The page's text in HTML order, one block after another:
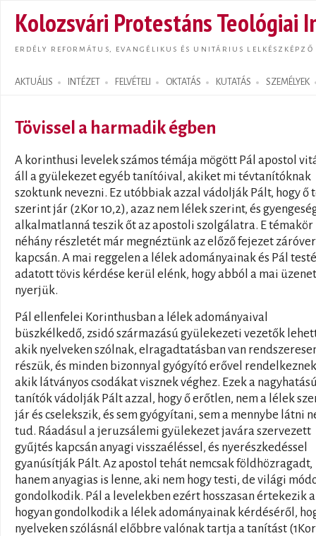
Kolozsvári Protestáns Teológiai
ERDÉLY REFORMÁTUS, EVANGÉLIKUS ÉS UNITÁRIUS LELKÉSZKÉPZŐ
AKTUÁLIS INTÉZET FELVÉTELI OKTATÁS KUTATÁS SZEMÉLYEK
Search form
Tövissel a harmadik égben
A korinthusi levelek számos témája mögött Pál apostol
áll a gyülekezet egyéb tanítóival, akiket mi tévtanítóknak
szoktunk nevezni. Ez utóbbiak azzal vádolják Pált, hogy ő
szerint jár (2Kor 10,2), azaz nem lélek szerint, és
alkalmatlanná teszik őt az apostoli szolgálatra. E témakör
néhány részletét már megnéztünk az előző fejezet
kapcsán. A mai reggelen a lélek adományainak és Pál
adatott tövis kérdése kerül elénk, hogy abból a mai
nyerjük.
Pál ellenfelei Korinthusban a lélek adományaival
büszkélkedő, zsidó származású gyülekezeti vezetők
akik nyelveken szólnak, elragadtatásban van
részük, és minden bizonnyal gyógyító erővel
akik látványos csodákat visznek véghez. Ezek a
tanítók vádolják Pált azzal, hogy ő erőtlen, nem a lélek
jár és cselekszik, és sem gyógyítani, sem a mennybe látni
tud. Ráadásul a jeruzsálemi gyülekezet javára szervezett
gyűjtés kapcsán anyagi visszaéléssel, és nyerészkedéssel
gyanúsítják Pált. Az apostol tehát nemcsak földhözragadt,
hanem anyagias is lenne, aki nem hogy testi, de világi
gondolkodik. Pál a levelekben ezért hosszasan értekezik
hogyan gondolkodik a lélek adományainak kérdéséről,
nyelveken szólásnál előbbre valónak tartja a tanítást (1Kor